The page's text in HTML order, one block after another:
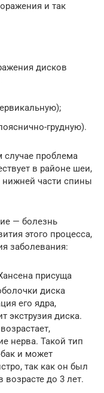
и так
дисков
грудную).
случае проблема
в районе шеи,
части спины
— болезнь
этого процесса,
заболевания:
присуща
диска
его ядра,
экструзия диска.
нерва. Такой тип
и может
так как он был
до 3 лет.